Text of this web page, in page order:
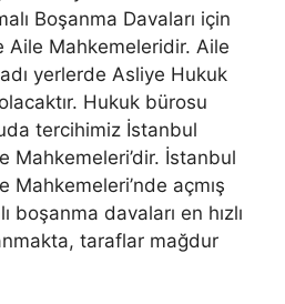
Boşanma Davaları için
Aile Mahkemeleridir. Aile
yerlerde Asliye Hukuk
Hukuk bürosu
tercihimiz İstanbul
Mahkemeleri’dir. İstanbul
açmış
boşanma davaları en hızlı
taraflar mağdur